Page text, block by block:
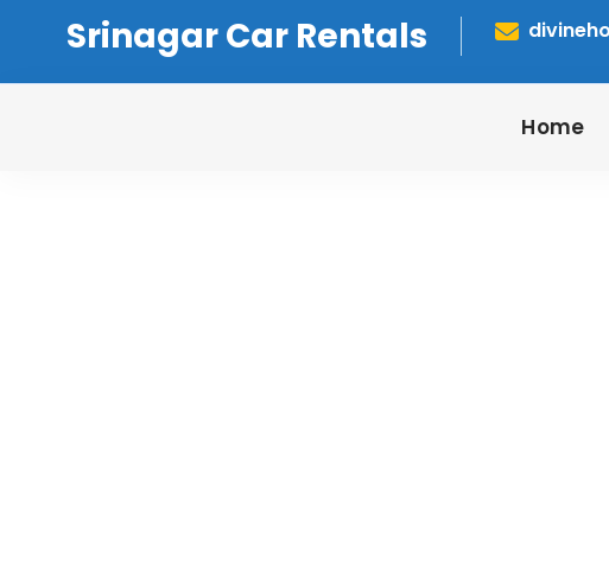
Srinagar Car Rentals
Home